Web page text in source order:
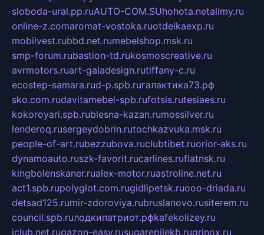
sloboda-ural.pp.ruAUTO-COM.SUhohota.netalimy.ru
online-z.comaromat-vostoka.ruotdelkaexp.ru
mobilvest.rubbd.net.rumebelshop.msk.ru
smp-forum.rubastion-td.rukosmoscreative.ru
avrmotors.ruart-galadesign.rutiffany-c.ru
ecostep-samara.rud-p.spb.ruгалактика73.рф
sko.com.rudavitamebel-spb.rufotsis.rutesiaes.ru
kokoroyari.spb.rublesna-kazan.rumossilver.ru
lenderoq.rusergeydobrin.rutochkazvuka.msk.ru
people-of-art.rubezzubova.ruclubtibet.ruorior-aks.ru
dynamoauto.ruszk-favorit.rucarlines.ruflatnsk.ru
kingbolenskaner.rualex-motor.ruastroline.net.ru
act1.spb.rupolyglot.com.rugidlipetsk.ruooo-driada.ru
detsad125.rumir-zdoroviya.rubruslanovo.rusiterem.ru
council.spb.ruлодкипатриот.рфkafekolizey.ru
iclub.net.rugazon-easy.rusugarepilekb.rugrinox.ru